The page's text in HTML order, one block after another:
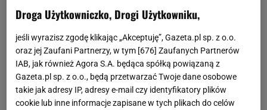
Droga Użytkowniczko, Drogi Użytkowniku,
jeśli wyrazisz zgodę klikając „Akceptuję”, Gazeta.pl sp. z o.o.
oraz jej Zaufani Partnerzy, w tym [676] Zaufanych Partnerów
IAB, jak również Agora S.A. będąca spółką powiązaną z
Gazeta.pl sp. z o.o., będą przetwarzać Twoje dane osobowe
takie jak adresy IP, adresy e-mail czy identyfikatory plików
cookie lub inne informacje zapisane w tych plikach do celów